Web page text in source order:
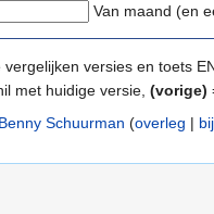
Van maand (en
versies en toets
met huidige versie, (vorige)
Benny Schuurman (overleg |